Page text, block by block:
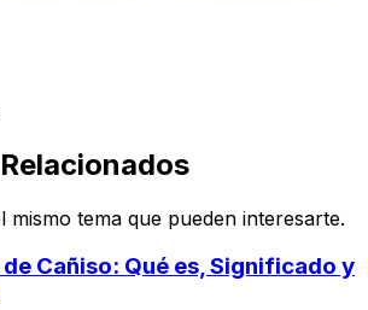
mismo tema que pueden interesarte.
Cañiso: Qué es, Significado y